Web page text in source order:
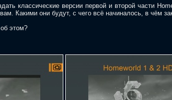
классические версии первой и второй части
Какими они будут, с чего всё начиналось, в чём
этом?